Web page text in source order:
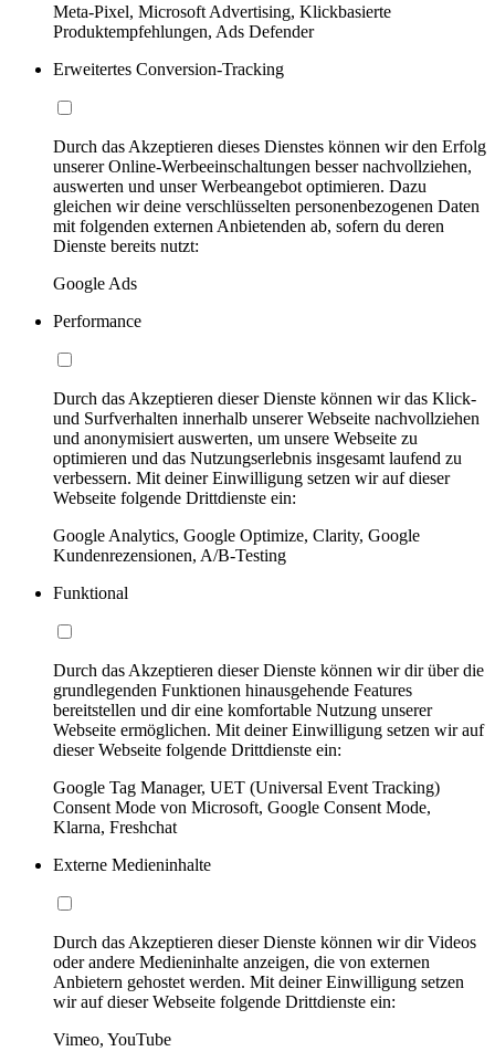
Meta-Pixel, Microsoft Advertising, Klickbasierte
Produktempfehlungen, Ads Defender
Erweitertes Conversion-Tracking
Durch das Akzeptieren dieses Dienstes können wir den Erfolg
unserer Online-Werbeeinschaltungen besser nachvollziehen,
auswerten und unser Werbeangebot optimieren. Dazu
gleichen wir deine verschlüsselten personenbezogenen Daten
mit folgenden externen Anbietenden ab, sofern du deren
Dienste bereits nutzt:
Google Ads
Performance
Durch das Akzeptieren dieser Dienste können wir das Klick-
und Surfverhalten innerhalb unserer Webseite nachvollziehen
und anonymisiert auswerten, um unsere Webseite zu
optimieren und das Nutzungserlebnis insgesamt laufend zu
verbessern. Mit deiner Einwilligung setzen wir auf dieser
Webseite folgende Drittdienste ein:
Google Analytics, Google Optimize, Clarity, Google
Kundenrezensionen, A/B-Testing
Funktional
Durch das Akzeptieren dieser Dienste können wir dir über die
grundlegenden Funktionen hinausgehende Features
bereitstellen und dir eine komfortable Nutzung unserer
Webseite ermöglichen. Mit deiner Einwilligung setzen wir auf
dieser Webseite folgende Drittdienste ein:
Google Tag Manager, UET (Universal Event Tracking)
Consent Mode von Microsoft, Google Consent Mode,
Klarna, Freshchat
Externe Medieninhalte
Durch das Akzeptieren dieser Dienste können wir dir Videos
oder andere Medieninhalte anzeigen, die von externen
Anbietern gehostet werden. Mit deiner Einwilligung setzen
wir auf dieser Webseite folgende Drittdienste ein:
Vimeo, YouTube